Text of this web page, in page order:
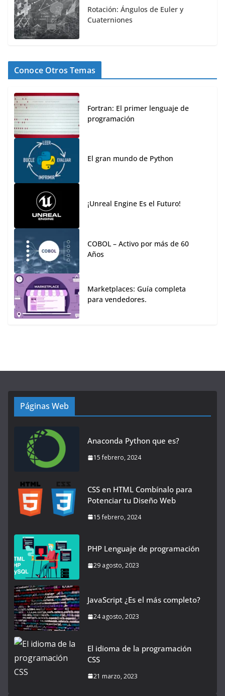
Rotación: Ángulos de Euler y
Cuaterniones
Conoce Otros Temas
Fortran: El primer lenguaje de
programación
El gran mundo de Python
¡Unreal Engine Es el Futuro!
COBOL – Activo por más de 60
Años
Marketplaces: Guía completa
para vendedores.
Páginas Web
Anaconda Python que es?
15 febrero, 2024
CSS en HTML Combínalo para
Potenciar tu Diseño Web
15 febrero, 2024
PHP Lenguaje de programación
29 agosto, 2023
JavaScript ¿Es el más completo?
24 agosto, 2023
El idioma de la programación
CSS
21 marzo, 2023